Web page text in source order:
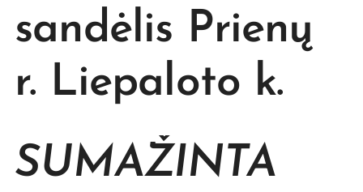
sandėlis Prienų
r. Liepaloto k.
SUMAŽINTA